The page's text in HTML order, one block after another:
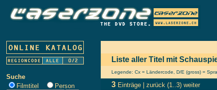
Suche
Filmtitel
Person
Liste aller Titel mit
Legende: Cx = Ländercode, D/E (gross) =
3 Einträge | zurück (1..3) weiter